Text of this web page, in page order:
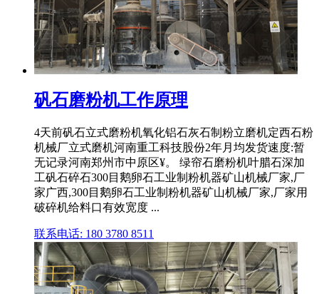
矾石磨粉机工作原理
4天前矾石立式磨粉机氧化铝石灰石制粉立磨机定西石粉
机械厂立式磨机河南重工科技股份2年月均发货速度:暂
无记录河南郑州市中原区¥。 绿帘石磨粉机叶腊石深加
工矾石碎石300目鹅卵石工业制粉机器矿山机械厂家,厂
家广西,300目鹅卵石工业制粉机器矿山机械厂家,厂家用
破碎机给料口有效宽度 ...
联系电话: 180 3780 8511